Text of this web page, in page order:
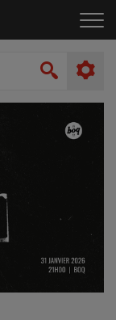
le